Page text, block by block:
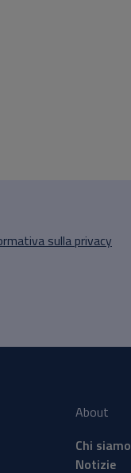
sulla privacy
About
Chi siamo
Notizie